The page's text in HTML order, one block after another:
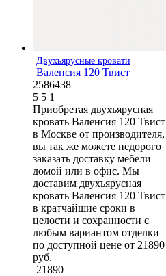
Двухъярусные кровати
Валенсия 120 Твист
2586438
5 5 1
Приобретая двухъярусная
кровать Валенсия 120 Твист
в Москве от производителя,
вы так же можете недорого
заказать доставку мебели
домой или в офис. Мы
доставим двухъярусная
кровать Валенсия 120 Твист
в кратчайшие сроки в
целости и сохранности с
любым вариантом отделки
по доступной цене от 21890
руб.
21890